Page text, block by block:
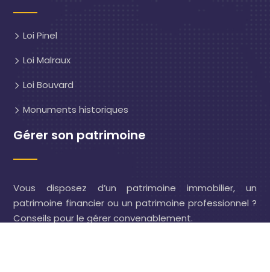
Loi Pinel
Loi Malraux
Loi Bouvard
Monuments historiques
Gérer son patrimoine
Vous disposez d’un patrimoine immobilier, un
patrimoine financier ou un patrimoine professionnel ?
Conseils pour le gérer convenablement.